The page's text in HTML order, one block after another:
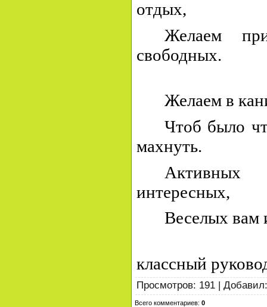
отдых,
Желаем
свободных.
Желаем в
Чтоб было
махнуть.
интересных,
Веселых вам
классный
Просмотров: 191 | Добавил:
Всего комментариев: 0